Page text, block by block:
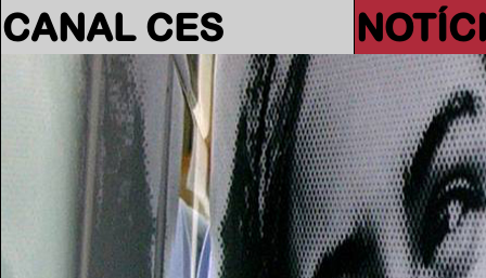
CANAL CES